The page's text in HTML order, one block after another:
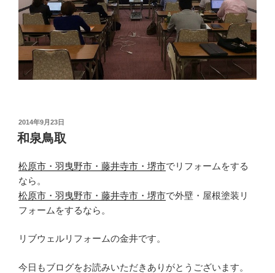
投
稿
日:
2014年9月23日
和泉鳥取
松原市・羽曳野市・藤井寺市・堺市でリフォームをする
なら。
松原市・羽曳野市・藤井寺市・堺市で外壁・屋根塗装リ
フォームをするなら。
リブウェルリフォームの金井です。
今日もブログをお読みいただきありがとうございます。